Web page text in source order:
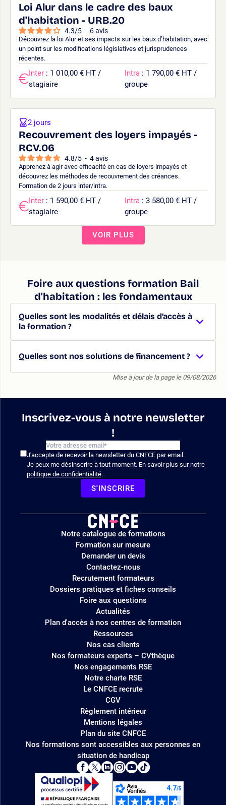
Loi Alur dans le cadre des baux
d'habitation - URB.20
4.3/5 - 6avis
Découvrez la loi Alur et ses impacts sur les baux d’habitation, avec
un point sur les modifications législatives et jurisprudences
récentes.
Inter : 1 010,00 € HT /
stagiaire
Intra : 1 790,00 € HT /
groupe
Recouvrement des loyers impayés -
RCV.06
4.8/5 - 4avis
Apprenez à agir avec efficacité en cas de loyers impayés et
découvrez les méthodes de recouvrement des créances.
Formation de 2 jours inter/intra.
2 jours
Inter : 1 590,00 € HT /
stagiaire
Intra : 3 580,00 € HT /
groupe
VOIR PLUS
Foire aux questions formation Bail
d'habitation : les fondamentaux
Quelles sont les modalités et délais d’accès à
la formation ?
Quelles sont nos solutions de financement ?
Mise à jour de la page le 09/08/2026
Inscrivez-vous à notre newsletter
!
J'accepte de recevoir la newsletter du CNFCE par email.
Je peux me désinscrire à tout moment. En savoir plus sur notre
politique de confidentialité.
S'INSCRIRE
Logo
site
Notre catalogue de formations
Formation sur mesure
Demander un devis
Contactez-nous
Recrutement formateurs
Dossiers pratiques et fiches conseils
Foire aux questions
Actualités
Plan d'accès à nos centres de formation
Ressources
Nos cas clients
Nos formateurs experts – CVthèque
Nos engagements RSE
Notre charte RSE
Le CNFCE recrute
CGV
Règlement intérieur
Mentions légales
Plan du site CNFCE
Nos formations sont accessibles aux personnes en
situation de handicap